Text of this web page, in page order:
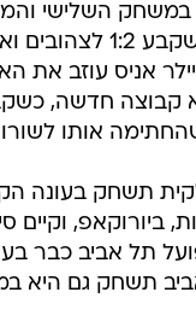
תל אביב 82:74 במשחק
אניס עוזב את
קבוצה חדשה,
אותו
תשחק בעונה
ביורוקאפ, וקיים
תל אביב כבר
תשחק גם היא